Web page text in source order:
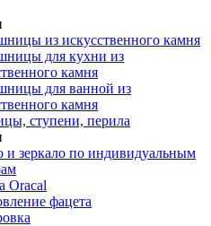
из искусственного камня
для кухни из
камня
для ванной из
камня
ступени, перила
и зеркало по индивидуальным
Oracal
фацета